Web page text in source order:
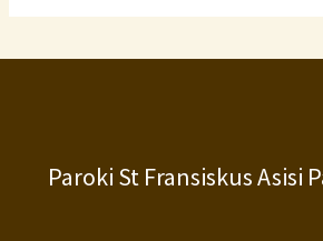
Paroki St Fransiskus Asisi